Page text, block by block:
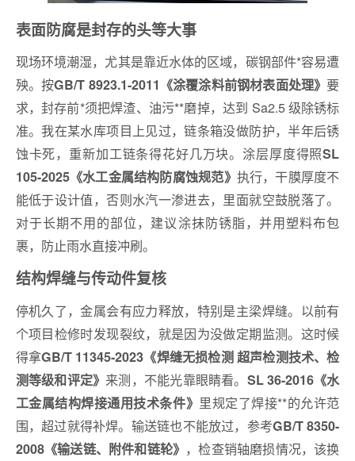
表面防腐是封存的头等大事
现场环境潮湿，尤其是靠近水体的区域，碳钢部件*容易遭
殃。按GB/T 8923.1-2011《涂覆涂料前钢材表面处理》要
求，封存前*须把焊渣、油污**磨掉，达到 Sa2.5 级除锈标
准。我在某水库项目上见过，链条箱没做防护，半年后锈
蚀卡死，重新加工链条得花好几万块。涂层厚度得照SL
105-2025《水工金属结构防腐蚀规范》 执行，干膜厚度不
能低于设计值，否则水汽一渗进去，里面就空鼓脱落了。
对于长期不用的部位，建议涂抹防锈脂，并用塑料布包
裹，防止雨水直接冲刷。
结构焊缝与传动件复核
停机久了，金属会有应力释放，特别是主梁焊缝。以前有
个项目检修时发现裂纹，就是因为没做定期监测。这时候
得拿GB/T 11345-2023《焊缝无损检测 超声检测技术、检
测等级和评定》 来测，不能光靠眼睛看。 SL 36-2016《水
工金属结构焊接通用技术条件》 里规定了焊接**的允许范
围，超过就得补焊。输送链也不能放过，参考GB/T 8350-
2008《输送链、附件和链轮》 ，检查销轴磨损情况，该换